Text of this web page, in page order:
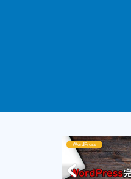
ブログ関連まとめ